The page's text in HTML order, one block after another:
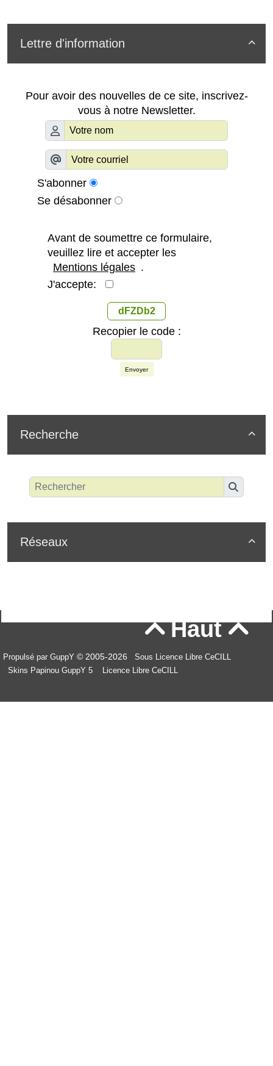

Lettre d'information
Pour avoir des nouvelles de ce site, inscrivez-
vous à notre Newsletter.
S'abonner
Se désabonner
Avant de soumettre ce formulaire,
veuillez lire et accepter les
Mentions légales .
J'accepte:
dFZDb2
Recopier le code :
Envoyer

Recherche

Réseaux
Haut
Propulsé par GuppY © 2005-2026
Sous Licence Libre CeCILL
Skins Papinou GuppY 5
Licence Libre CeCILL